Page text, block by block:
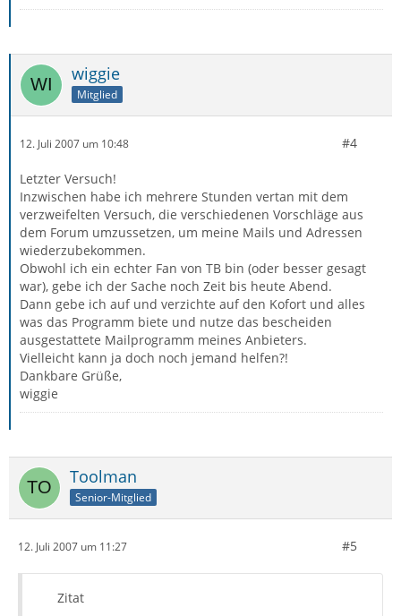
wiggie
Mitglied
12. Juli 2007 um 10:48 #4
Letzter Versuch!
Inzwischen habe ich mehrere Stunden vertan mit dem
verzweifelten Versuch, die verschiedenen Vorschläge aus
dem Forum umzussetzen, um meine Mails und Adressen
wiederzubekommen.
Obwohl ich ein echter Fan von TB bin (oder besser gesagt
war), gebe ich der Sache noch Zeit bis heute Abend.
Dann gebe ich auf und verzichte auf den Kofort und alles
was das Programm biete und nutze das bescheiden
ausgestattete Mailprogramm meines Anbieters.
Vielleicht kann ja doch noch jemand helfen?!
Dankbare Grüße,
wiggie
Toolman
Senior-Mitglied
12. Juli 2007 um 11:27 #5
Zitat